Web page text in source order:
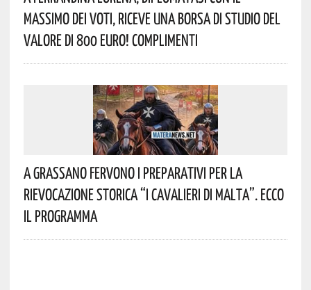
Massimo Dei Voti, Riceve Una Borsa Di Studio Del
Valore Di 800 Euro! Complimenti
A Grassano Fervono I Preparativi Per La
Rievocazione Storica “I CAVALIERI DI MALTA”. Ecco
Il Programma